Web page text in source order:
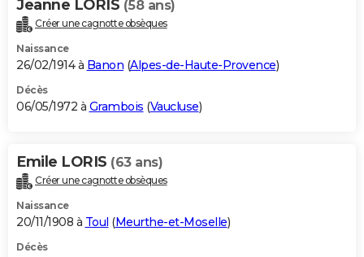
Jeanne LORIS (58 ans)
Créer une cagnotte obsèques
Naissance
26/02/1914 à Banon (Alpes-de-Haute-Provence)
Décès
06/05/1972 à Grambois (Vaucluse)
Emile LORIS (63 ans)
Créer une cagnotte obsèques
Naissance
20/11/1908 à Toul (Meurthe-et-Moselle)
Décès